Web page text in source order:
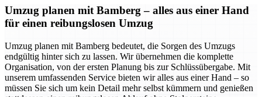
Umzug planen mit Bamberg – alles aus einer Hand
für einen reibungslosen Umzug
Umzug planen mit Bamberg bedeutet, die Sorgen des Umzugs
endgültig hinter sich zu lassen. Wir übernehmen die komplette
Organisation, von der ersten Planung bis zur Schlüssübergabe. Mit
unserem umfassenden Service bieten wir alles aus einer Hand – so
müssen Sie sich um kein Detail mehr selbst kümmern und genießen